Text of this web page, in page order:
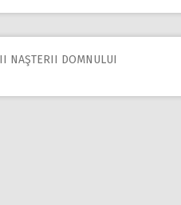
NAŞTERII DOMNULUI